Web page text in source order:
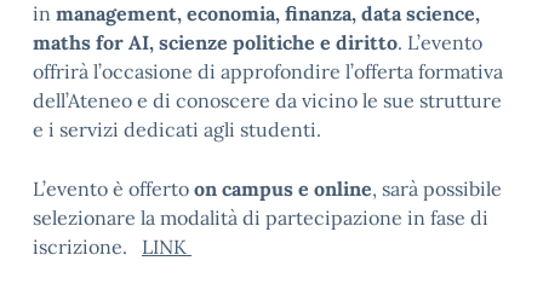
in management, economia, finanza, data science,
maths for AI, scienze politiche e diritto. L’evento
offrirà l’occasione di approfondire l’offerta formativa
dell’Ateneo e di conoscere da vicino le sue strutture
e i servizi dedicati agli studenti.
L’evento è offerto on campus e online, sarà possibile
selezionare la modalità di partecipazione in fase di
iscrizione. LINK